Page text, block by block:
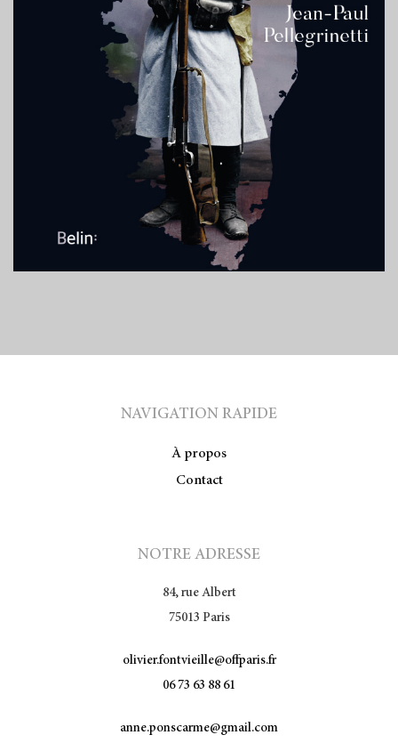
NAVIGATION RAPIDE
À propos
Contact
NOTRE ADRESSE
84, rue Albert
75013 Paris
olivier.fontvieille@offparis.fr
06 73 63 88 61
anne.ponscarme@gmail.com